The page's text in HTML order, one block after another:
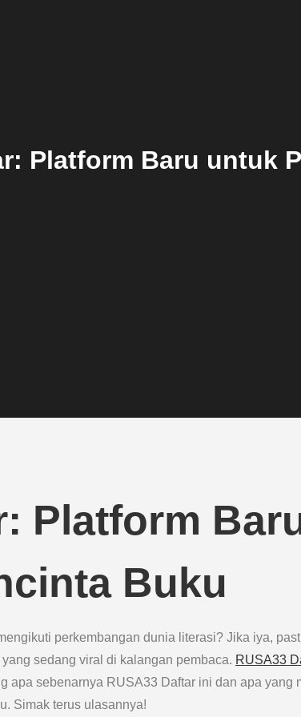
Platform Baru untuk
Platform
Buku
perkembangan dunia literasi? Jika iya,
sedang viral di kalangan pembaca. RUSA33
apa sebenarnya RUSA33 Daftar ini dan apa yang
Simak terus ulasannya!